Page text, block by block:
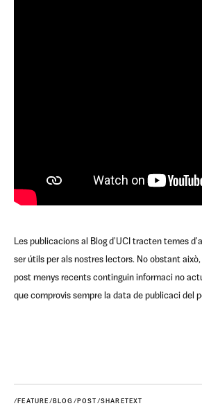
Les publicacions al Blog d'UCI tracten temes
ser útils per als nostres lectors. No obstant
post menys recents continguin informaci no
que comprovis sempre la data de publicaci del
/FEATURE/BLOG/POST/SHARETEXT